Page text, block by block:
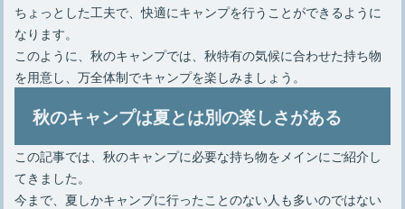
ちょっとした工夫で、快適にキャンプを行うことができるように
なります。
このように、秋のキャンプでは、秋特有の気候に合わせた持ち物
を用意し、万全体制でキャンプを楽しみましょう。
秋のキャンプは夏とは別の楽しさがある
この記事では、秋のキャンプに必要な持ち物をメインにご紹介し
てきました。
今まで、夏しかキャンプに行ったことのない人も多いのではない